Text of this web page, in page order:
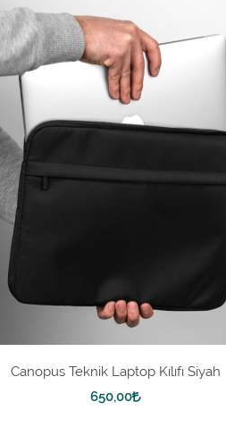
Canopus Teknik Laptop Kılıfı Siyah
650,00